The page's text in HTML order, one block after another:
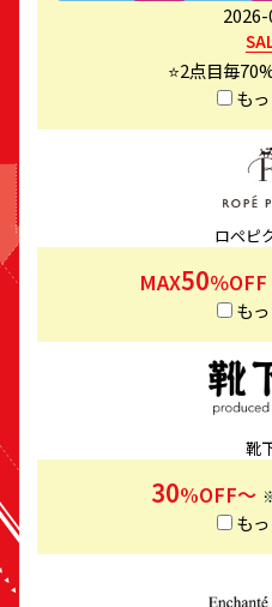
⭐️2点目毎
も
ロペピ
MAX50％OFF
も
靴
30%OFF～
も